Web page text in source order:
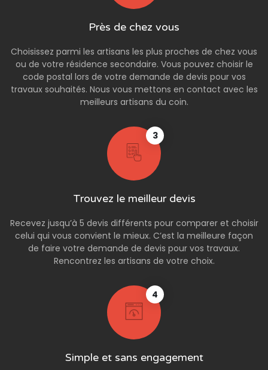
Près de chez vous
Choisissez parmi les artisans les plus proches de chez vous
ou de votre résidence secondaire. Vous pouvez choisir le
code postal lors de votre demande de devis pour vos
travaux souhaités. Nous vous mettons en contact avec les
meilleurs artisans du coin.
3
Trouvez le meilleur devis
Recevez jusqu’à 5 devis différents pour comparer et choisir
celui qui vous convient le mieux. C’est la meilleure façon
de faire votre demande de devis pour vos travaux.
Rencontrez les artisans de votre choix.
4
Simple et sans engagement